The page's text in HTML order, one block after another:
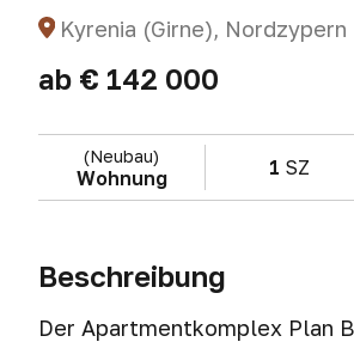
Kyrenia (Girne), Nordzypern
ab € 142 000
(Neubau)
Wohnung 1 SZ
Beschreibung
Der Apartmentkomplex Plan